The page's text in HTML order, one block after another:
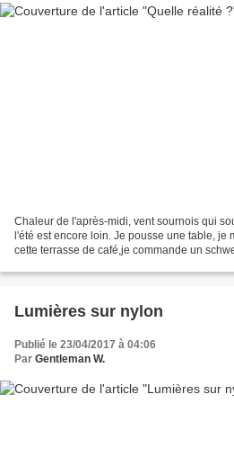
Chaleur de l'après-midi, vent sournois qui
l'été est encore loin. Je pousse une table, je
cette terrasse de café,je commande un
Lumières sur nylon
Publié le 23/04/2017 à 04:06
Par Gentleman W.